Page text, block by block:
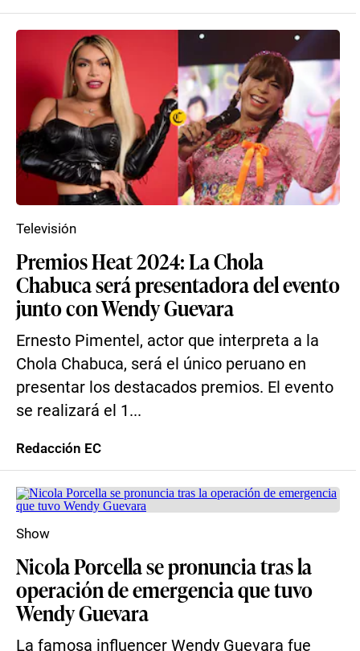
Premios Heat 2024: La Chola
Chabuca será presentadora del evento
junto con Wendy Guevara
Ernesto Pimentel, actor que interpreta a la
Chola Chabuca, será el único peruano en
presentar los destacados premios. El evento
se realizará el 1...
Televisión
Redacción EC
Nicola Porcella se pronuncia tras la
operación de emergencia que tuvo
Wendy Guevara
La famosa influencer Wendy Guevara fue
Show